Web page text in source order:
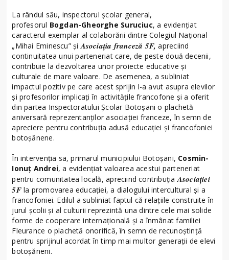
La rândul său, inspectorul școlar general,
profesorul Bogdan-Gheorghe Suruciuc, a evidențiat
caracterul exemplar al colaborării dintre Colegiul Național
„Mihai Eminescu” șiAsociația franceză 5F, apreciind
continuitatea unui parteneriat care, de peste două decenii,
contribuie la dezvoltarea unor proiecte educative și
culturale de mare valoare. De asemenea, a subliniat
impactul pozitiv pe care acest sprijin l-a avut asupra elevilor
și profesorilor implicați în activitățile francofone și a oferit
din partea Inspectoratului Școlar Botoșani o plachetă
aniversară reprezentanților asociației franceze, în semn de
apreciere pentru contribuția adusă educației și francofoniei
botoșănene.
În intervenția sa, primarul municipiului Botoșani, Cosmin-
Ionuț Andrei, a evidențiat valoarea acestui parteneriat
pentru comunitatea locală, apreciind contribuțiaAsociației
5Fla promovarea educației, a dialogului intercultural și a
francofoniei. Edilul a subliniat faptul că relațiile construite în
jurul școlii și al culturii reprezintă una dintre cele mai solide
forme de cooperare internațională și a înmânat familiei
Fleurance o plachetă onorifică, în semn de recunoștință
pentru sprijinul acordat în timp mai multor generații de elevi
botoșăneni.